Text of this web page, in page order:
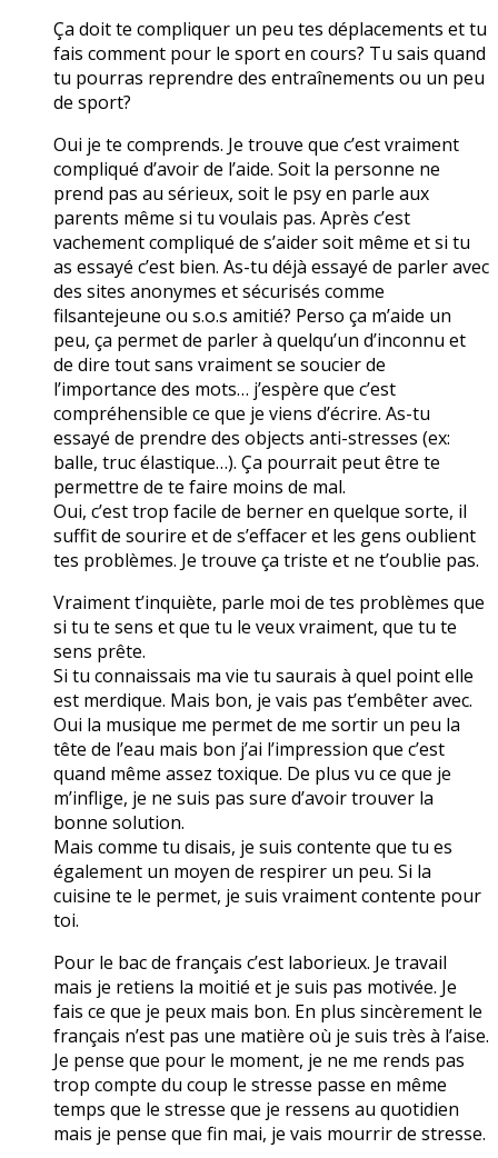
Ça doit te compliquer un peu tes déplacements et tu
fais comment pour le sport en cours? Tu sais quand
tu pourras reprendre des entraînements ou un peu
de sport?
Oui je te comprends. Je trouve que c’est vraiment
compliqué d’avoir de l’aide. Soit la personne ne
prend pas au sérieux, soit le psy en parle aux
parents même si tu voulais pas. Après c’est
vachement compliqué de s’aider soit même et si tu
as essayé c’est bien. As-tu déjà essayé de parler avec
des sites anonymes et sécurisés comme
filsantejeune ou s.o.s amitié? Perso ça m’aide un
peu, ça permet de parler à quelqu’un d’inconnu et
de dire tout sans vraiment se soucier de
l’importance des mots… j’espère que c’est
compréhensible ce que je viens d’écrire. As-tu
essayé de prendre des objects anti-stresses (ex:
balle, truc élastique…). Ça pourrait peut être te
permettre de te faire moins de mal.
Oui, c’est trop facile de berner en quelque sorte, il
suffit de sourire et de s’effacer et les gens oublient
tes problèmes. Je trouve ça triste et ne t’oublie pas.
Vraiment t’inquiète, parle moi de tes problèmes que
si tu te sens et que tu le veux vraiment, que tu te
sens prête.
Si tu connaissais ma vie tu saurais à quel point elle
est merdique. Mais bon, je vais pas t’embêter avec.
Oui la musique me permet de me sortir un peu la
tête de l’eau mais bon j’ai l’impression que c’est
quand même assez toxique. De plus vu ce que je
m’inflige, je ne suis pas sure d’avoir trouver la
bonne solution.
Mais comme tu disais, je suis contente que tu es
également un moyen de respirer un peu. Si la
cuisine te le permet, je suis vraiment contente pour
toi.
Pour le bac de français c’est laborieux. Je travail
mais je retiens la moitié et je suis pas motivée. Je
fais ce que je peux mais bon. En plus sincèrement le
français n’est pas une matière où je suis très à l’aise.
Je pense que pour le moment, je ne me rends pas
trop compte du coup le stresse passe en même
temps que le stresse que je ressens au quotidien
mais je pense que fin mai, je vais mourrir de stresse.